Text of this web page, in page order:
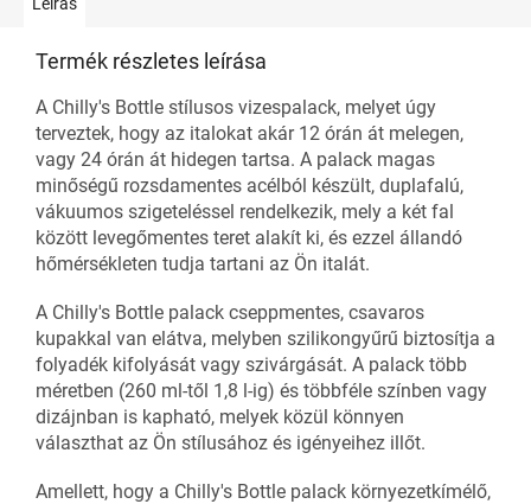
Termék részletes leírása
A Chilly's Bottle stílusos vizespalack, melyet úgy
terveztek, hogy az italokat akár 12 órán át melegen,
vagy 24 órán át hidegen tartsa. A palack magas
minőségű rozsdamentes acélból készült, duplafalú,
vákuumos szigeteléssel rendelkezik, mely a két fal
között levegőmentes teret alakít ki, és ezzel állandó
hőmérsékleten tudja tartani az Ön italát.
A Chilly's Bottle palack cseppmentes, csavaros
kupakkal van elátva, melyben szilikongyűrű biztosítja a
folyadék kifolyását vagy szivárgását. A palack több
méretben (260 ml-től 1,8 l-ig) és többféle színben vagy
dizájnban is kapható, melyek közül könnyen
választhat az Ön stílusához és igényeihez illőt.
Amellett, hogy a Chilly's Bottle palack környezetkímélő,